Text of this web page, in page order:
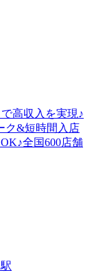
高収入を実現♪
ク&短時間入店
全国600店舗